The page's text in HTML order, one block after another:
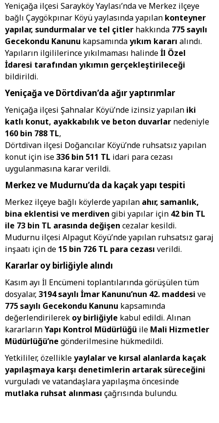
Yeniçağa ilçesi Sarayköy Yaylası’nda ve Merkez ilçeye
bağlı Çaygökpınar Köyü yaylasında yapılan konteyner
yapılar, sundurmalar ve tel çitler hakkında 775 sayılı
Gecekondu Kanunu kapsamındayıkım kararı alındı.
Yapıların ilgililerince yıkılmaması halindeİl Özel
İdaresi tarafından yıkımın gerçekleştirileceği
bildirildi.
Yeniçağa ve Dörtdivan’da ağır yaptırımlar
Yeniçağa ilçesi Şahnalar Köyü’nde izinsiz yapılan iki
katlı konut, ayakkabılık ve beton duvarlar nedeniyle
160 bin 788 TL,
Dörtdivan ilçesi Doğancılar Köyü’nde ruhsatsız yapılan
konut için ise336 bin 511 TL idari para cezası
uygulanmasına karar verildi.
Merkez ve Mudurnu’da da kaçak yapı tespiti
Merkez ilçeye bağlı köylerde yapılan ahır, samanlık,
bina eklentisi ve merdiven gibi yapılar için 42 bin TL
ile 73 bin TL arasında değişen cezalar kesildi.
Mudurnu ilçesi Alpagut Köyü’nde yapılan ruhsatsız garaj
inşaatı için de 15 bin 726 TL para cezası verildi.
Kararlar oy birliğiyle alındı
Kasım ayı İl Encümeni toplantılarında görüşülen tüm
dosyalar, 3194 sayılı İmar Kanunu’nun 42. maddesi ve
775 sayılı Gecekondu Kanunu kapsamında
değerlendirilerek oy birliğiyle kabul edildi. Alınan
kararlarınYapı Kontrol Müdürlüğü ile Mali Hizmetler
Müdürlüğü’ne gönderilmesine hükmedildi.
Yetkililer, özellikleyaylalar ve kırsal alanlarda kaçak
yapılaşmaya karşı denetimlerin artarak süreceğini
vurguladı ve vatandaşlara yapılaşma öncesinde
mutlaka ruhsat alınması çağrısında bulundu.